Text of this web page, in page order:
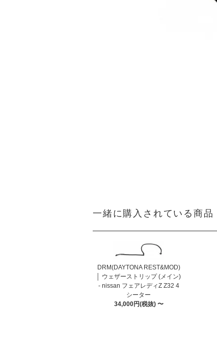
一緒に購入されている商品
DRM(DAYTONA REST&MOD)
│ ウェザーストリップ (メイン)
- nissan フェアレディZ Z32 4
シーター
34,000円(税抜) 〜